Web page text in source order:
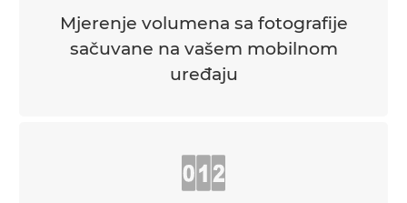
Mjerenje volumena sa fotografije
sačuvane na vašem mobilnom
uređaju